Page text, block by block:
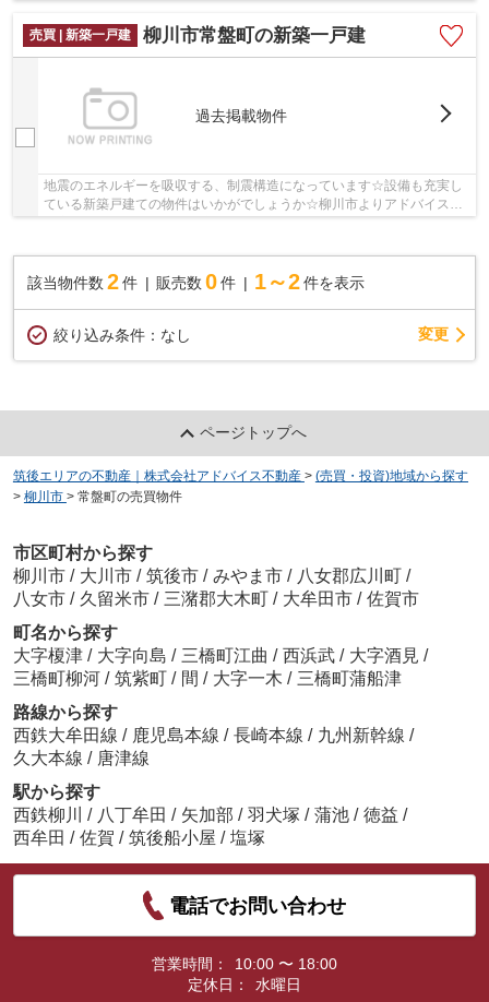
売買 | 新築一戸建 柳川市常盤町の新築一戸建
過去掲載物件
地震のエネルギーを吸収する、制震構造になっています☆設備も充実し
ている新築戸建ての物件はいかがでしょうか☆柳川市よりアドバイス不
該当物件数 2件 販売数 0 件 1～2 件を表示
絞り込み条件： なし 変更
ページトップへ
筑後エリアの不動産｜株式会社アドバイス不動産 > (売買・投資)地域から探す
> 柳川市 > 常盤町の売買物件
市区町村から探す
柳川市 / 大川市 / 筑後市 / みやま市 / 八女郡広川町 /
八女市 / 久留米市 / 三潴郡大木町 / 大牟田市 / 佐賀市
町名から探す
大字榎津 / 大字向島 / 三橋町江曲 / 西浜武 / 大字酒見 /
三橋町柳河 / 筑紫町 / 間 / 大字一木 / 三橋町蒲船津
路線から探す
西鉄大牟田線 / 鹿児島本線 / 長崎本線 / 九州新幹線 /
久大本線 / 唐津線
駅から探す
西鉄柳川
/ 八丁牟田 / 矢加部 / 羽犬塚 / 蒲池 / 徳益 /
西牟田 / 佐賀 / 筑後船小屋 / 塩塚
電話でお問い合わせ
営業時間：
10:00 〜 18:00
定休日：
水曜日